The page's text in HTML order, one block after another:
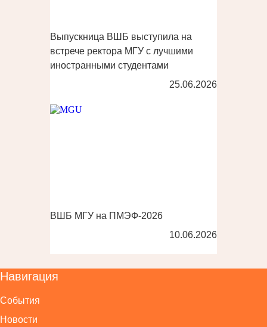
Выпускница ВШБ выступила на
встрече ректора МГУ с лучшими
иностранными студентами
25.06.2026
ВШБ МГУ на ПМЭФ-2026
10.06.2026
Навигация
События
Новости